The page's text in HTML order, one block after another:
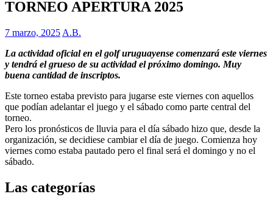
TORNEO APERTURA 2025
7 marzo, 2025 A.B.
La actividad oficial en el golf uruguayense comenzará este viernes
y tendrá el grueso de su actividad el próximo domingo. Muy
buena cantidad de inscriptos.
Este torneo estaba previsto para jugarse este viernes con aquellos
que podían adelantar el juego y el sábado como parte central del
torneo.
Pero los pronósticos de lluvia para el día sábado hizo que, desde la
organización, se decidiese cambiar el día de juego. Comienza hoy
viernes como estaba pautado pero el final será el domingo y no el
sábado.
Las categorías